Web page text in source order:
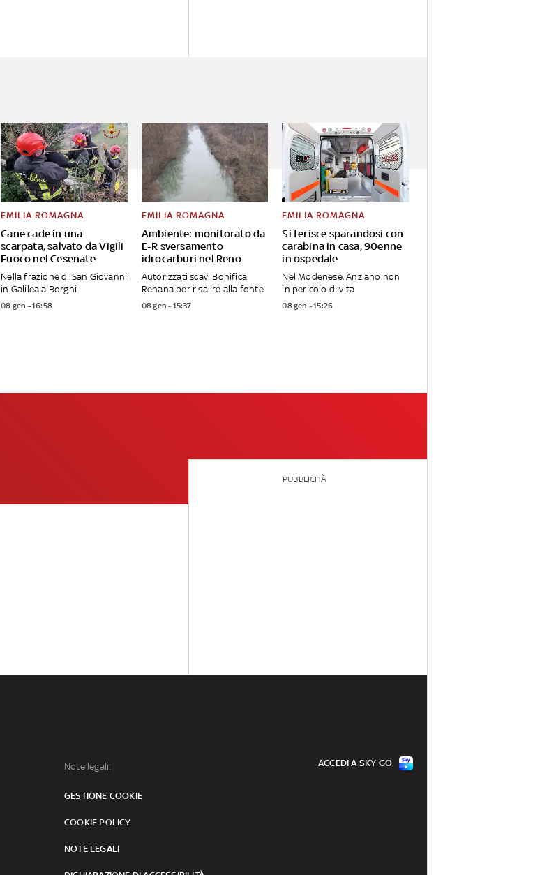
Cane cade in una
scarpata, salvato da Vigili
Fuoco nel Cesenate
EMILIA ROMAGNA
Nella frazione di San Giovanni
in Galilea a Borghi
08 gen - 16:58
Ambiente: monitorato da
E-R sversamento
idrocarburi nel Reno
EMILIA ROMAGNA
Autorizzati scavi Bonifica
Renana per risalire alla fonte
08 gen - 15:37
Si ferisce sparandosi con
carabina in casa, 90enne
in ospedale
EMILIA ROMAGNA
Nel Modenese. Anziano non
in pericolo di vita
08 gen - 15:26
PUBBLICITÀ
Note legali:
GESTIONE COOKIE
COOKIE POLICY
NOTE LEGALI
ACCEDI A SKY GO